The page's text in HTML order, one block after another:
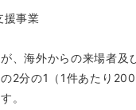
援事業
、海外からの来場者
2分の1（1件あたり
。